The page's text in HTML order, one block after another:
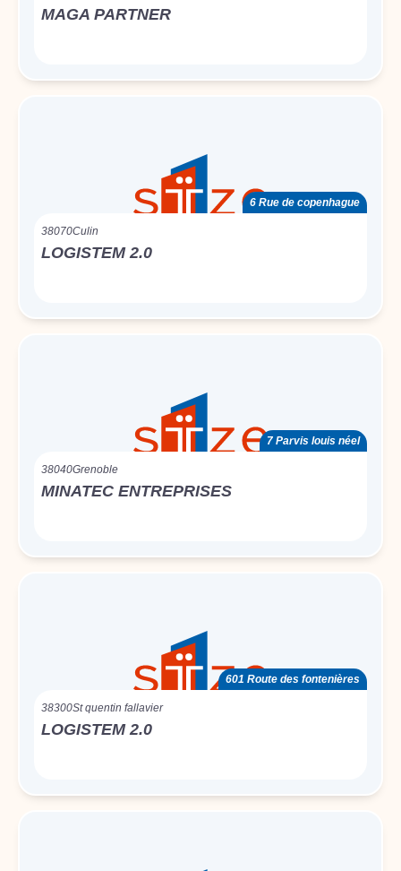
MAGA PARTNER
6 Rue de copenhague
38070Culin
LOGISTEM 2.0
7 Parvis louis néel
38040Grenoble
MINATEC ENTREPRISES
601 Route des fontenières
38300St quentin fallavier
LOGISTEM 2.0